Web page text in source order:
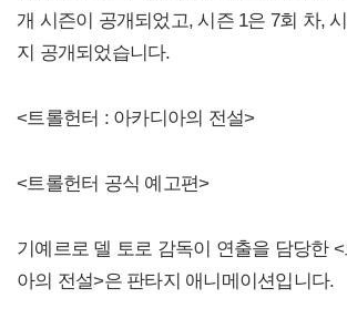
개 시즌이 공개되었고, 시즌 1은 7회 차,
지 공개되었습니다.
<트롤헌터 : 아카디아의 전설>
<트롤헌터 공식 예고편>
기예르로 델 토로 감독이 연출을 담당한
아의 전설>은 판타지 애니메이션입니다.